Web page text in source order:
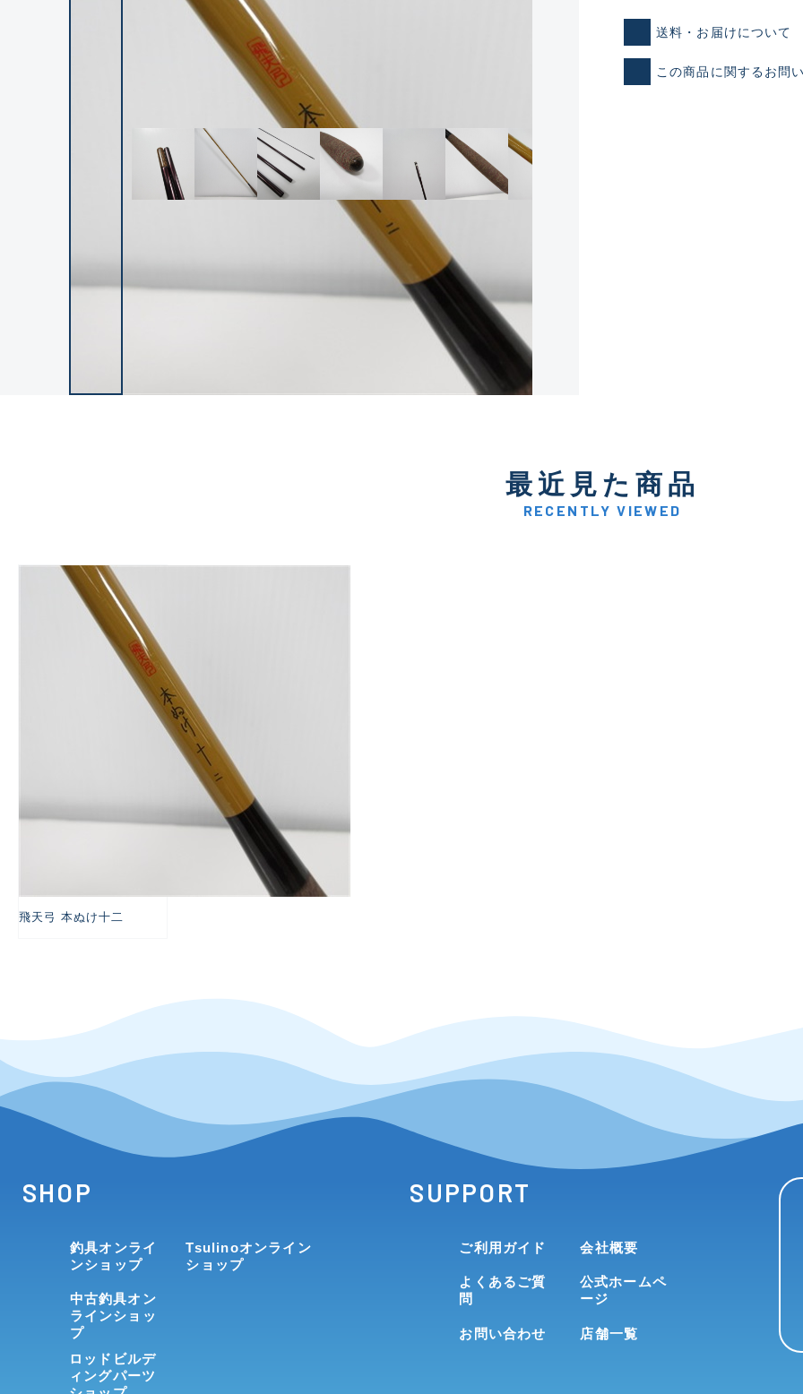
新古品（メーカー問屋から
品）
C-
い品
送料・お届けについて
この商品に関するお問
最近見た商品
RECENTLY VIEWED
飛天弓 本ぬけ十二
SHOP
釣具オンライ
ンショップ
中古釣具オン
ラインショッ
プ
ロッドビルデ
ィングパーツ
Tsulinoオンライン
ショップ
SUPPORT
ご利用ガイド
よくあるご質
問
お問い合わせ
会社概要
公式ホームペ
ージ
店舗一覧